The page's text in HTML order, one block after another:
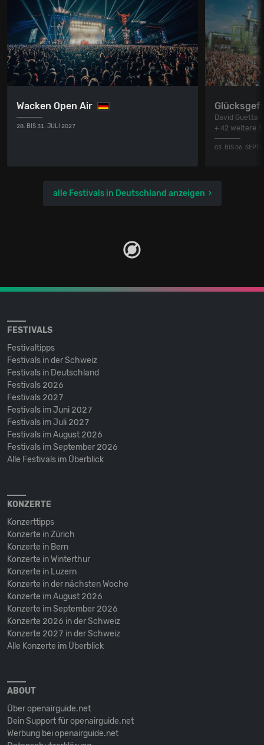
Wacken Open Air
28. BIS 31. JULI 2027
David Guetta
+ 42 weitere
03. BIS 06.
alle Festivals in Deutschland anzeigen
FESTIVALS
Festivaltipps
Festivals in der Schweiz
Festivals in Deutschland
Festivals 2026
Festivals 2027
Festivals im Juni 2027
Festivals im Juli 2027
Festivals im August 2026
Festivals im September 2026
Alle Festivals im Überblick
KONZERTE
Konzerttipps
Konzerte in Zürich
Konzerte in Bern
Konzerte in Winterthur
Konzerte in Luzern
Konzerte in der nächsten Woche
Konzerte im August 2026
Konzerte im September 2026
Konzerte 2026 in der Schweiz
Konzerte 2027 in der Schweiz
Alle Konzerte im Überblick
ABOUT
Über openairguide.net
Dein Support für openairguide.net
Werbung bei openairguide.net